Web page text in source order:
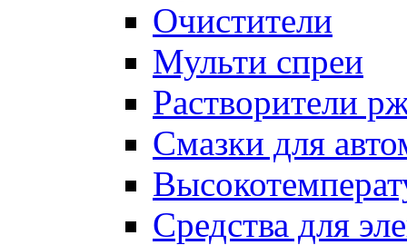
Очистители
Мульти спреи
Растворители
Смазки для
Средства для